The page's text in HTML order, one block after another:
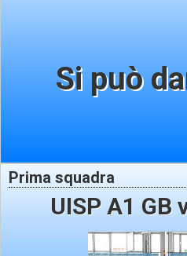
Si può
Prima squadra
UISP A1 GB